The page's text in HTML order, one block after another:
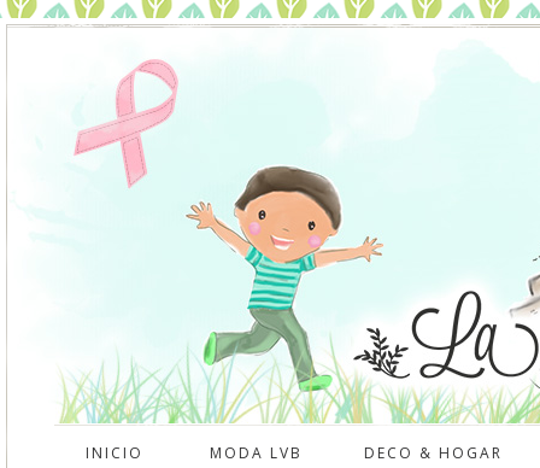
INICIO MODA LVB DECO & HOGAR